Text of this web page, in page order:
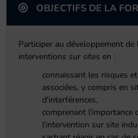
OBJECTIFS DE LA
Participer au développement
interventions sur sites en :
connaissant les risques
associées, y compris en
d'interférences,
comprenant l'importance
l'intervention sur site